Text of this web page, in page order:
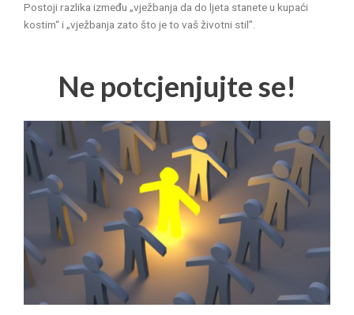
Postoji razlika između „vježbanja da do ljeta stanete u kupaći
kostim“ i „vježbanja zato što je to vaš životni stil”.
Ne potcjenjujte se!